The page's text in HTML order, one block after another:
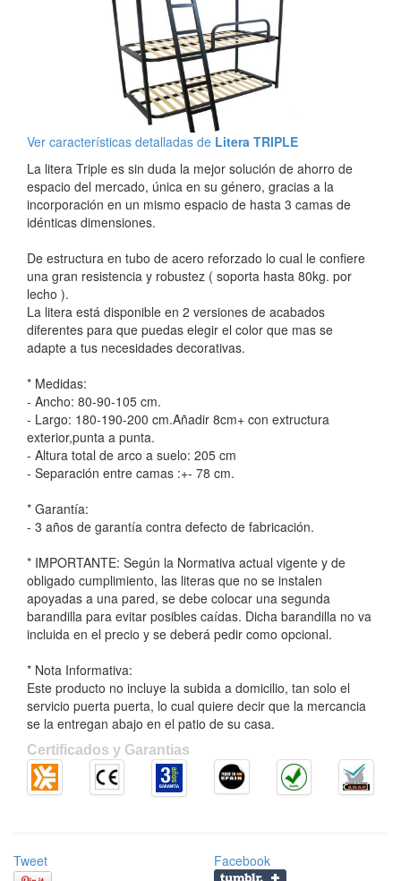
Ver características detalladas de Litera TRIPLE
La litera Triple es sin duda la mejor solución de ahorro de
espacio del mercado, única en su género, gracias a la
incorporación en un mismo espacio de hasta 3 camas de
idénticas dimensiones.
De estructura en tubo de acero reforzado lo cual le confiere
una gran resistencia y robustez ( soporta hasta 80kg. por
lecho ).
La litera está disponible en 2 versiones de acabados
diferentes para que puedas elegir el color que mas se
adapte a tus necesidades decorativas.
* Medidas:
- Ancho: 80-90-105 cm.
- Largo: 180-190-200 cm.Añadir 8cm+ con extructura
exterior,punta a punta.
- Altura total de arco a suelo: 205 cm
- Separación entre camas :+- 78 cm.
* Garantía:
- 3 años de garantía contra defecto de fabricación.
* IMPORTANTE: Según la Normativa actual vigente y de
obligado cumplimiento, las literas que no se instalen
apoyadas a una pared, se debe colocar una segunda
barandilla para evitar posibles caídas. Dicha barandilla no va
incluida en el precio y se deberá pedir como opcional.
* Nota Informativa:
Este producto no incluye la subida a domicilio, tan solo el
servicio puerta puerta, lo cual quiere decir que la mercancia
se la entregan abajo en el patio de su casa.
Certificados y Garantias
Tweet Facebook